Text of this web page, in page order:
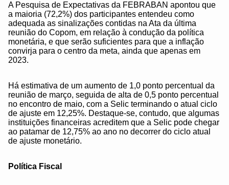
A Pesquisa de Expectativas da FEBRABAN apontou que
a maioria (72,2%) dos participantes entendeu como
adequada as sinalizações contidas na Ata da última
reunião do Copom, em relação à condução da política
monetária, e que serão suficientes para que a inflação
convirja para o centro da meta, ainda que apenas em
2023.
Há estimativa de um aumento de 1,0 ponto percentual da
reunião de março, seguida de alta de 0,5 ponto percentual
no encontro de maio, com a Selic terminando o atual ciclo
de ajuste em 12,25%. Destaque-se, contudo, que algumas
instituições financeiras acreditem que a Selic pode chegar
ao patamar de 12,75% ao ano no decorrer do ciclo atual
de ajuste monetário.
Política Fiscal